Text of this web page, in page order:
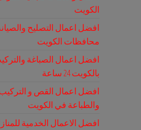
الكويت
افضل اعمال التصليح
محافظات الكويت
افضل اعمال الصباغة
بالكويت 24 ساعة
افضل اعمال القص و
والطباعة في الكويت
افضل الاعمال الخدمية